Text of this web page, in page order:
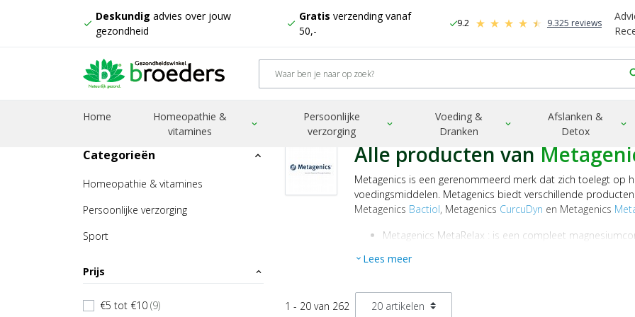
check
Deskundig advies over jouw
gezondheid
check
Gratis verzending vanaf
50,-
check9.2 9.325 reviews
Home
Homeopathie &
vitamines
expand_more
Persoonlijke
verzorging
expand_more
Voeding &
Dranken
expand_more
Afslanken &
Detox
expand_more
Home Producten Metagenics
Categorieën expand_less
Homeopathie & vitamines
Persoonlijke verzorging
Sport
Prijs expand_less
€5 tot €10 (9)
Alle producten van
Metagenics is een gerenommeerd merk dat zich toelegt op
voedingsmiddelen. Metagenics biedt verschillende
Metagenics Bactiol, Metagenics CurcuDyn en Metagenics
Metagenics MetaRelax : is een compleet
Metagenics Bactiol: is een probioticum met
Metagenics CurcuDyn: is een voedingssupplement
die bijdragen aan het behoud van soepele gewrichten.
expand_more Lees meer
1 - 20 van 262